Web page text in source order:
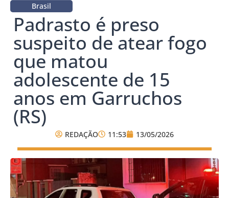
Brasil
Padrasto é preso
suspeito de atear fogo
que matou
adolescente de 15
anos em Garruchos
(RS)
REDAÇÃO 11:53 13/05/2026